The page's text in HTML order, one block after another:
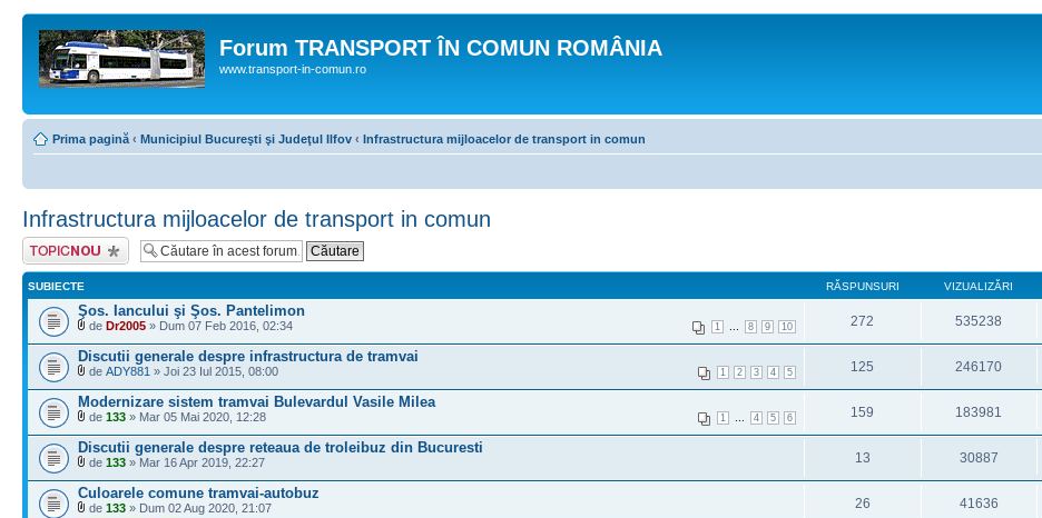
Forum TRANSPORT ÎN COMUN ROMÂNIA
www.transport-in-comun.ro
Prima pagină ‹ Municipiul Bucureşti şi Judeţul Ilfov ‹ Infrastructura mijloacelor de transport in comun
Infrastructura mijloacelor de transport in comun
Scrie un subiect
nou
SUBIECTE RĂSPUNSURI VIZUALIZĂRI
Şos. Iancului şi Şos. Pantelimon
1 8 9 10
de Dr2005 » Dum 07 Feb 2016, 02:34 272 535238
Discutii generale despre infrastructura de tramvai
1 2 3 4 5
de ADY881 » Joi 23 Iul 2015, 08:00 125 246170
Modernizare sistem tramvai Bulevardul Vasile Milea
1 4 5 6
de 133 » Mar 05 Mai 2020, 12:28 159 183981
Discutii generale despre reteaua de troleibuz din Bucuresti
de 133 » Mar 16 Apr 2019, 22:27 13 30887
Culoarele comune tramvai-autobuz
de 133 » Dum 02 Aug 2020, 21:07 26 41636